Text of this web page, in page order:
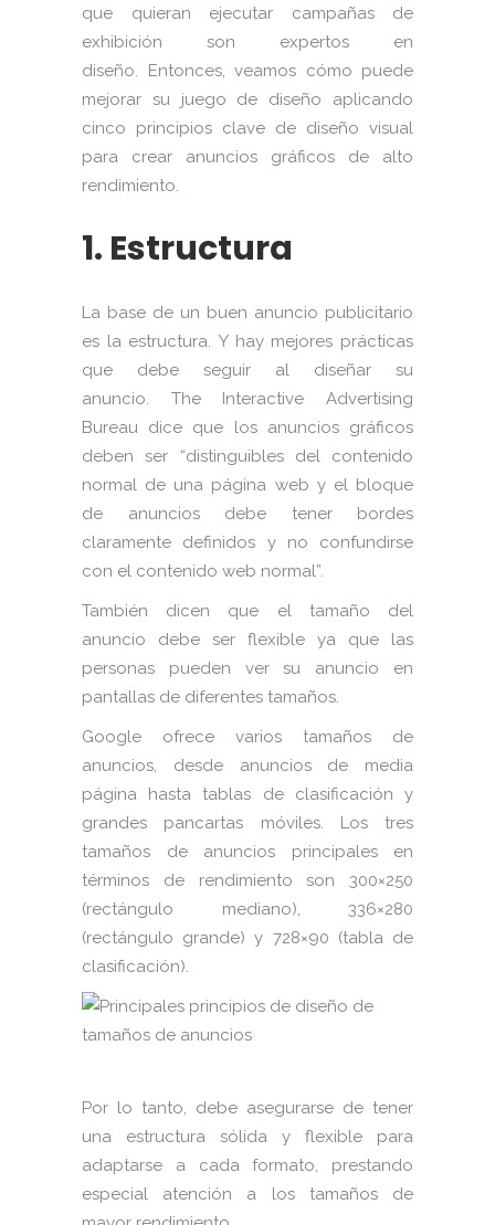
que quieran ejecutar campañas de
exhibición son expertos en
diseño. Entonces, veamos cómo puede
mejorar su juego de diseño aplicando
cinco principios clave de diseño visual
para crear anuncios gráficos de alto
rendimiento.
1. Estructura
La base de un buen anuncio publicitario
es la estructura. Y hay mejores prácticas
que debe seguir al diseñar su
anuncio. The Interactive Advertising
Bureau dice que los anuncios gráficos
deben ser “distinguibles del contenido
normal de una página web y el bloque
de anuncios debe tener bordes
claramente definidos y no confundirse
con el contenido web normal”.
También dicen que el tamaño del
anuncio debe ser flexible ya que las
personas pueden ver su anuncio en
pantallas de diferentes tamaños.
Google ofrece varios tamaños de
anuncios, desde anuncios de media
página hasta tablas de clasificación y
grandes pancartas móviles. Los tres
tamaños de anuncios principales en
términos de rendimiento son 300×250
(rectángulo mediano), 336×280
(rectángulo grande) y 728×90 (tabla de
clasificación).
Por lo tanto, debe asegurarse de tener
una estructura sólida y flexible para
adaptarse a cada formato, prestando
especial atención a los tamaños de